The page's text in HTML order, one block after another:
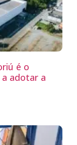
é o
adotar a